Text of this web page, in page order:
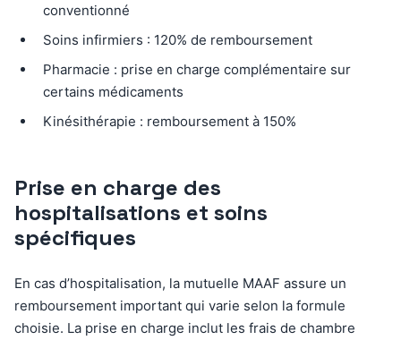
conventionné
Soins infirmiers : 120% de remboursement
Pharmacie : prise en charge complémentaire sur
certains médicaments
Kinésithérapie : remboursement à 150%
Prise en charge des
hospitalisations et soins
spécifiques
En cas d’hospitalisation, la mutuelle MAAF assure un
remboursement important qui varie selon la formule
choisie. La prise en charge inclut les frais de chambre